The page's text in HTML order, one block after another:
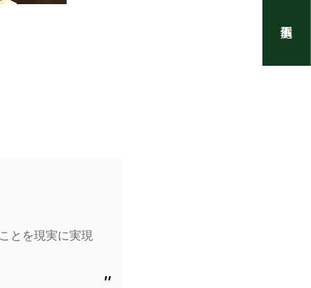
とを現実に実現